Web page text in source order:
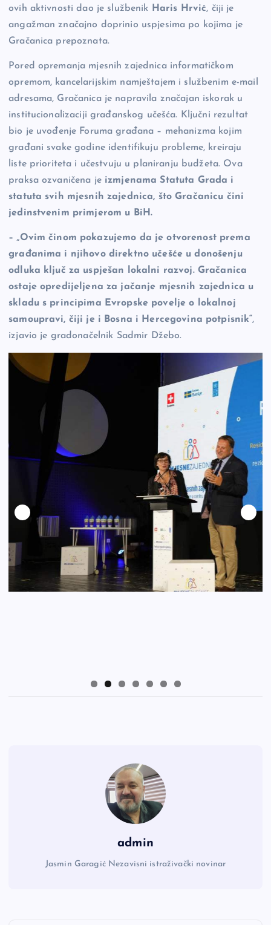
ovih aktivnosti dao je službenik
Haris Hrvić, čiji je
angažman značajno doprinio uspjesima po kojima je
Gračanica prepoznata.
Pored opremanja mjesnih zajednica informatičkom
opremom, kancelarijskim namještajem i službenim e-mail
adresama, Gračanica je napravila značajan iskorak u
institucionalizaciji građanskog učešća. Ključni rezultat
bio je uvođenje Foruma građana – mehanizma kojim
građani svake godine identifikuju probleme, kreiraju
liste prioriteta i učestvuju u planiranju budžeta. Ova
praksa ozvaničena je izmjenama Statuta Grada i
statuta svih mjesnih zajednica, što Gračanicu čini
jedinstvenim primjerom u BiH.
– „Ovim činom pokazujemo da je otvorenost prema
građanima i njihovo direktno učešće u donošenju
odluka ključ za uspješan lokalni razvoj. Gračanica
ostaje opredijeljena za jačanje mjesnih zajednica u
skladu s principima Evropske povelje o lokalnoj
samoupravi, čiji je i Bosna i Hercegovina potpisnik“,
izjavio je gradonačelnik Sadmir Džebo.
admin
Jasmin Garagić Nezavisni istraživački novinar